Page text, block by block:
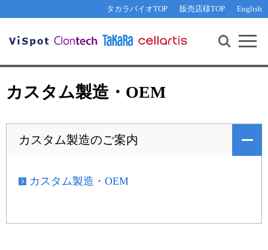
タカラバイオTOP 販売店様TOP English
機能解析・サイレンシング
核酸抽出・精製・標識
PCR・等温増幅
リアルタイムPCR（qPCR）
テクニカルサポートライン
その他 ライセンスに関するご相談
遺伝子組換え生物該当製品
研究支援ツール
Cut-Site Navigator 制限酵素切断サイトの検索
In-Fusion Cloning プライマー設計
リアルタイムPCR（インターカレーター法）
リアルタイムPCR（プローブ法）
お問い合わせ WEB会員登録
カスタム製造・OEM
カスタム製造のご案内
カスタム製造・OEM